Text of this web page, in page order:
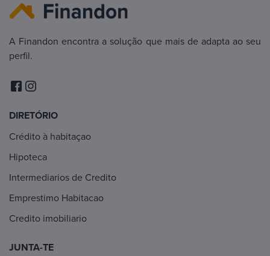
A Finandon encontra a solução que mais de adapta ao seu
perfil.
DIRETÓRIO
Crédito à habitaçao
Hipoteca
Intermediarios de Credito
Emprestimo Habitacao
Credito imobiliario
JUNTA-TE